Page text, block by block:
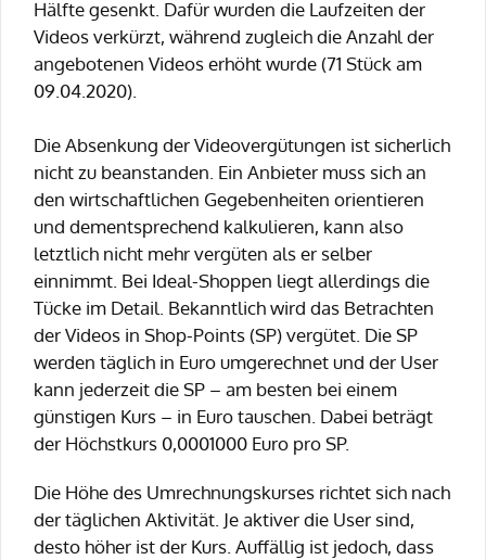
Hälfte gesenkt. Dafür wurden die Laufzeiten der
Videos verkürzt, während zugleich die Anzahl der
angebotenen Videos erhöht wurde (71 Stück am
09.04.2020).
Die Absenkung der Videovergütungen ist sicherlich
nicht zu beanstanden. Ein Anbieter muss sich an
den wirtschaftlichen Gegebenheiten orientieren
und dementsprechend kalkulieren, kann also
letztlich nicht mehr vergüten als er selber
einnimmt. Bei Ideal-Shoppen liegt allerdings die
Tücke im Detail. Bekanntlich wird das Betrachten
der Videos in Shop-Points (SP) vergütet. Die SP
werden täglich in Euro umgerechnet und der User
kann jederzeit die SP – am besten bei einem
günstigen Kurs – in Euro tauschen. Dabei beträgt
der Höchstkurs 0,0001000 Euro pro SP.
Die Höhe des Umrechnungskurses richtet sich nach
der täglichen Aktivität. Je aktiver die User sind,
desto höher ist der Kurs. Auffällig ist jedoch, dass